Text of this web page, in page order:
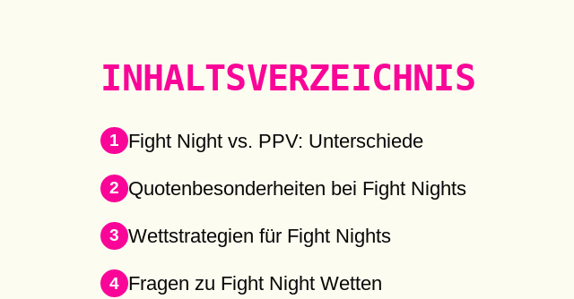
INHALTSVERZEICHNIS
Fight Night vs. PPV: Unterschiede
Quotenbesonderheiten bei Fight Nights
Wettstrategien für Fight Nights
Fragen zu Fight Night Wetten